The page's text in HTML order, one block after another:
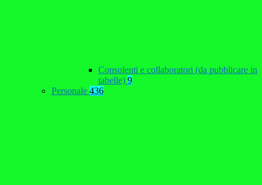
Consulenti e collaboratori (da pubblicare in
tabelle) 9
Personale 436